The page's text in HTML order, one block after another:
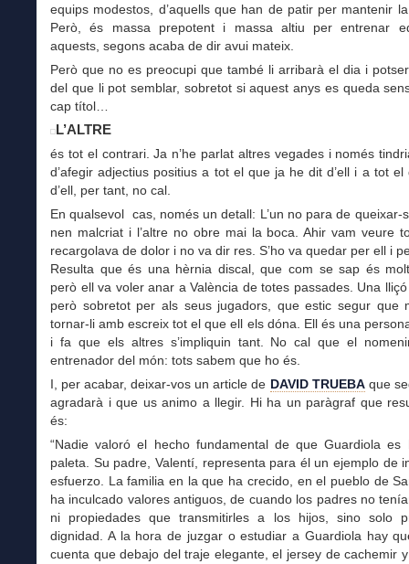
equips modestos, d’aquells que han de patir per mantenir
Però, és massa prepotent i massa altiu per entrenar
aquests, segons acaba de dir avui mateix.
Però que no es preocupi que també li arribarà el dia i
del que li pot semblar, sobretot si aquest anys es queda
cap títol…
L’ALTRE
és tot el contrari. Ja n’he parlat altres vegades i només
d’afegir adjectius positius a tot el que ja he dit d’ell i a tot el
d’ell, per tant, no cal.
En qualsevol cas, només un detall: L’un no para de queixar-
nen malcriat i l’altre no obre mai la boca. Ahir vam veure
recargolava de dolor i no va dir res. S’ho va quedar per ell i
Resulta que és una hèrnia discal, que com se sap és
però ell va voler anar a València de totes passades. Una
però sobretot per als seus jugadors, que estic segur que
tornar-li amb escreix tot el que ell els dóna. Ell és una
i fa que els altres s’impliquin tant. No cal que el
entrenador del món: tots sabem que ho és.
I, per acabar, deixar-vos un article de DAVID TRUEBAque
agradarà i que us animo a llegir. Hi ha un paràgraf que
és:
“Nadie valoró el hecho fundamental de que Guardiola
paleta. Su padre, Valentí, representa para él un ejemplo de
esfuerzo. La familia en la que ha crecido, en el pueblo de
ha inculcado valores antiguos, de cuando los padres no
ni propiedades que transmitirles a los hijos, sino solo
dignidad. A la hora de juzgar o estudiar a Guardiola hay
cuenta que debajo del traje elegante, el jersey de cachemir